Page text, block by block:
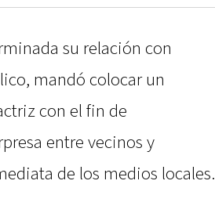
su relación con
mandó colocar un
con el fin de
entre vecinos y
de los medios locales.